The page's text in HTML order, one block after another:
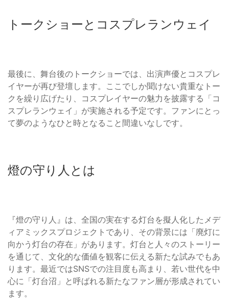
トークショーとコスプレランウェイ
最後に、舞台後のトークショーでは、出演声優とコスプレ
イヤーが再び登壇します。ここでしか聞けない貴重なトー
クを繰り広げたり、コスプレイヤーの魅力を披露する「コ
スプレランウェイ」が実施される予定です。ファンにとっ
て夢のようなひと時となること間違いなしです。
燈の守り人とは
『燈の守り人』は、全国の実在する灯台を擬人化したメデ
ィアミックスプロジェクトであり、その背景には「廃灯に
向かう灯台の存在」があります。灯台と人々のストーリー
を通じて、文化的な価値を観客に伝える新たな試みでもあ
ります。最近ではSNSでの注目度も高まり、若い世代を中
心に「灯台沼」と呼ばれる新たなファン層が形成されてい
ます。